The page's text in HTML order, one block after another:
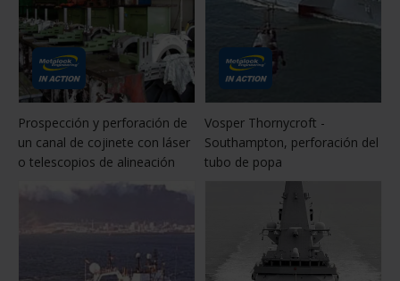
Vosper Thornycroft -
Southampton, perforación del
tubo de popa
Prospección y perforación de
un canal de cojinete con láser
o telescopios de alineación